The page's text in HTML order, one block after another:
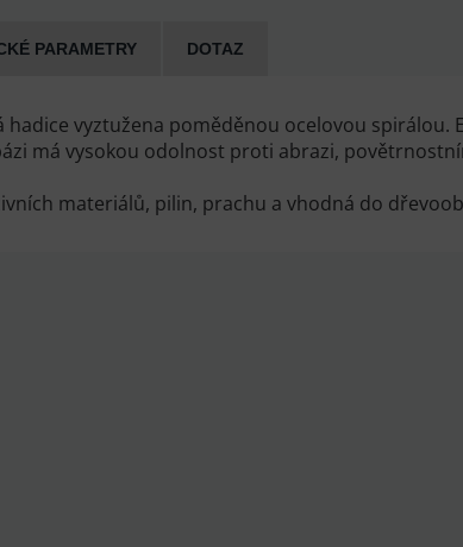
PARAMETRY DOTAZ
vyztužena poměděnou ocelovou spirálou.
má vysokou odolnost proti abrazi,
materiálů, pilin, prachu a vhodná do